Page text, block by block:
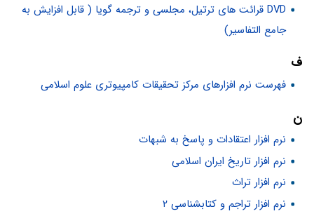
DVD قرائت های ترتیل، مجلسی و ترجمه گویا ( قابل افزایش به
جامع التفاسیر)
ف
فهرست نرم افزارهای مرکز تحقیقات کامپیوتری علوم اسلامی
ن
نرم افزار اعتقادات و پاسخ به شبهات
نرم افزار تاریخ ایران اسلامی
نرم افزار تراث
نرم افزار تراجم و کتابشناسی ۲